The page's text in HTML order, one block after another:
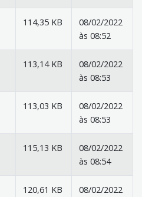
114,35 KB
08/02/2022
às 08:52
113,14 KB
08/02/2022
às 08:53
113,03 KB
08/02/2022
às 08:53
115,13 KB
08/02/2022
às 08:54
120,61 KB
08/02/2022